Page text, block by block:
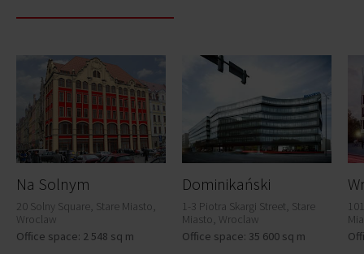
Na Solnym
20 Solny Square, Stare Miasto,
Wroclaw
Office space: 2 548 sq m
Dominikański
1-3 Piotra Skargi Street, Stare
Miasto, Wroclaw
Office space: 35 600 sq m